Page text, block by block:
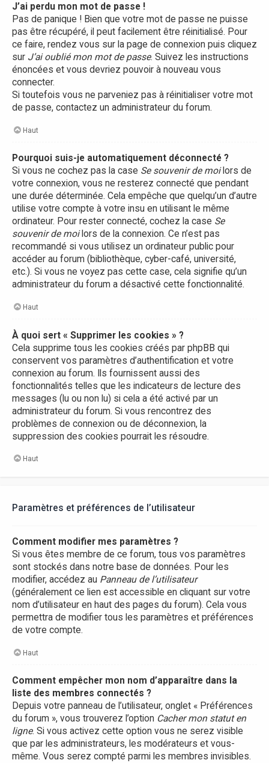
J’ai perdu mon mot de passe !
Pas de panique ! Bien que votre mot de passe ne puisse
pas être récupéré, il peut facilement être réinitialisé. Pour
ce faire, rendez vous sur la page de connexion puis cliquez
sur J’ai oublié mon mot de passe. Suivez les instructions
énoncées et vous devriez pouvoir à nouveau vous
connecter.
Si toutefois vous ne parveniez pas à réinitialiser votre mot
de passe, contactez un administrateur du forum.
Haut
Pourquoi suis-je automatiquement déconnecté ?
Si vous ne cochez pas la case Se souvenir de moilors de
votre connexion, vous ne resterez connecté que pendant
une durée déterminée. Cela empêche que quelqu’un d’autre
utilise votre compte à votre insu en utilisant le même
ordinateur. Pour rester connecté, cochez la case Se
souvenir de moilors de la connexion. Ce n’est pas
recommandé si vous utilisez un ordinateur public pour
accéder au forum (bibliothèque, cyber-café, université,
etc.). Si vous ne voyez pas cette case, cela signifie qu’un
administrateur du forum a désactivé cette fonctionnalité.
Haut
À quoi sert « Supprimer les cookies » ?
Cela supprime tous les cookies créés par phpBB qui
conservent vos paramètres d’authentification et votre
connexion au forum. Ils fournissent aussi des
fonctionnalités telles que les indicateurs de lecture des
messages (lu ou non lu) si cela a été activé par un
administrateur du forum. Si vous rencontrez des
problèmes de connexion ou de déconnexion, la
suppression des cookies pourrait les résoudre.
Haut
Paramètres et préférences de l’utilisateur
Comment modifier mes paramètres ?
Si vous êtes membre de ce forum, tous vos paramètres
sont stockés dans notre base de données. Pour les
modifier, accédez au Panneau de l’utilisateur
(généralement ce lien est accessible en cliquant sur votre
nom d’utilisateur en haut des pages du forum). Cela vous
permettra de modifier tous les paramètres et préférences
de votre compte.
Haut
Comment empêcher mon nom d’apparaître dans la
liste des membres connectés ?
Depuis votre panneau de l’utilisateur, onglet « Préférences
du forum », vous trouverez l’option Cacher mon statut en
ligne. Si vous activez cette option vous ne serez visible
que par les administrateurs, les modérateurs et vous-
même. Vous serez compté parmi les membres invisibles.